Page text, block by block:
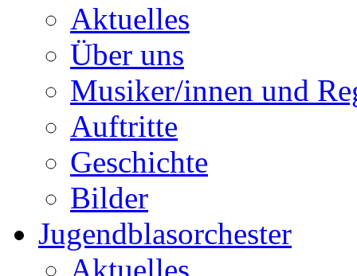
Aktuelles
Über uns
Musiker/innen und
Auftritte
Geschichte
Bilder
Jugendblasorchester